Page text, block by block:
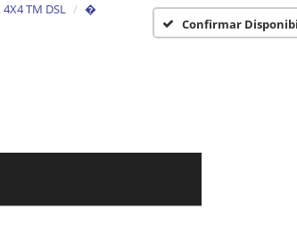
4X4 TM DSL
�
Confirmar